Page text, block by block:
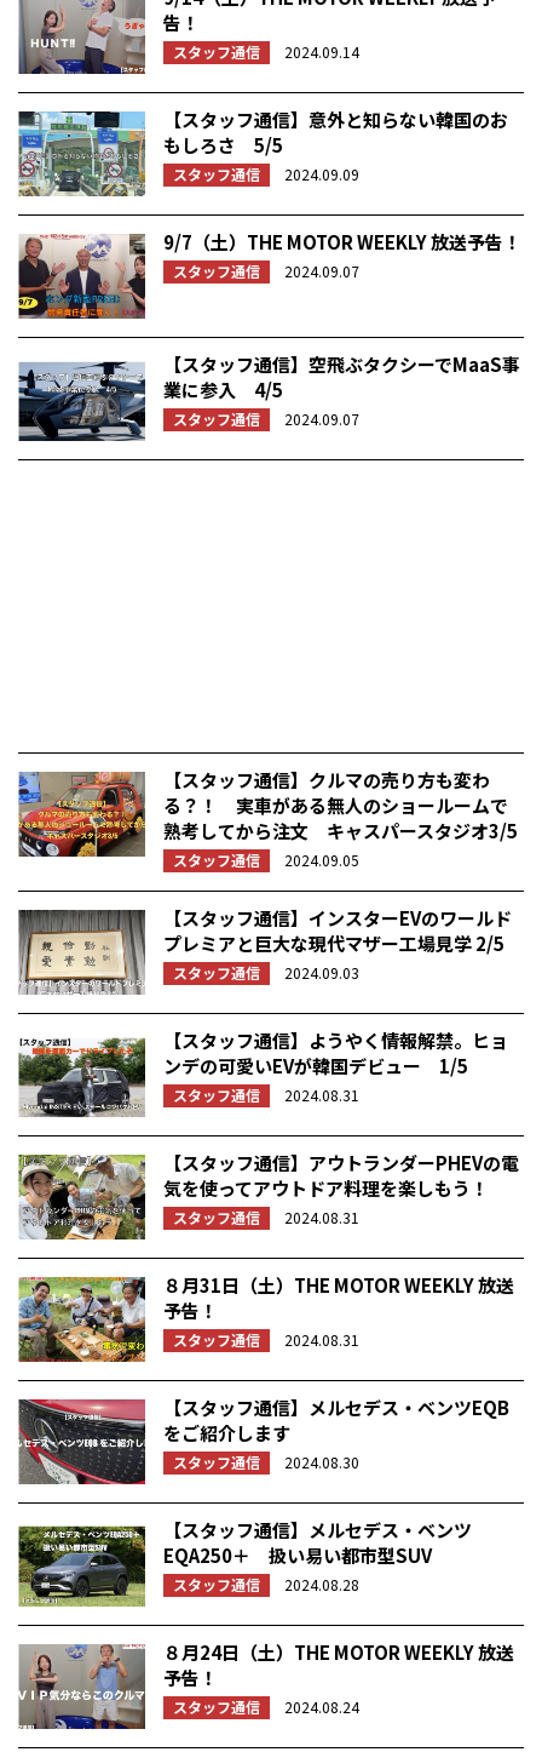
告！
スタッフ通信 2024.09.14
【スタッフ通信】意外と知らない韓国のお
もしろさ 5/5
スタッフ通信 2024.09.09
9/7（土）THE MOTOR WEEKLY 放送予告！
スタッフ通信 2024.09.07
【スタッフ通信】空飛ぶタクシーでMaaS事
業に参入 4/5
スタッフ通信 2024.09.07
【スタッフ通信】クルマの売り方も変わ
る？！ 実車がある無人のショールームで
熟考してから注文 キャスパースタジオ3/5
スタッフ通信 2024.09.05
【スタッフ通信】インスターEVのワールド
プレミアと巨大な現代マザー工場見学 2/5
スタッフ通信 2024.09.03
【スタッフ通信】ようやく情報解禁。ヒョ
ンデの可愛いEVが韓国デビュー 1/5
スタッフ通信 2024.08.31
【スタッフ通信】アウトランダーPHEVの電
気を使ってアウトドア料理を楽しもう！
スタッフ通信 2024.08.31
８月31日（土）THE MOTOR WEEKLY 放送
予告！
スタッフ通信 2024.08.31
【スタッフ通信】メルセデス・ベンツEQB
をご紹介します
スタッフ通信 2024.08.30
【スタッフ通信】メルセデス・ベンツ
EQA250＋ 扱い易い都市型SUV
スタッフ通信 2024.08.28
８月24日（土）THE MOTOR WEEKLY 放送
予告！
スタッフ通信 2024.08.24